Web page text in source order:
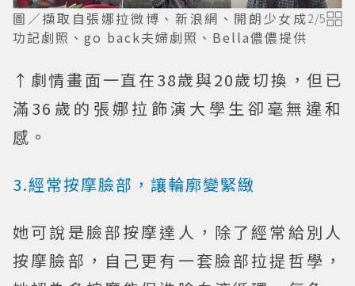
圖／擷取自張娜拉微博、新浪網、開朗少女成
功記劇照、go back夫婦劇照、Bella儂儂提供
2/5
↑劇情畫面一直在38歲與20歲切換，但已
滿36歲的張娜拉飾演大學生卻毫無違和
感。
3.經常按摩臉部，讓輪廓變緊緻
她可說是臉部按摩達人，除了經常給別人
按摩臉部，自己更有一套臉部拉提哲學，